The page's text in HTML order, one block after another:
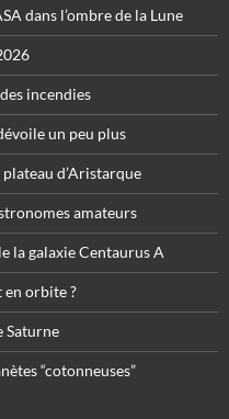
dans l’ombre de la Lune
incendies
un peu plus
d’Aristarque
amateurs
la galaxie Centaurus A
orbite ?
Saturne
“cotonneuses”